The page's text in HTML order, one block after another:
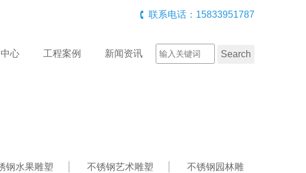
联系电话：15833951787
心 工程案例 新闻资讯
钢水果雕塑 不锈钢艺术雕塑
不锈钢园林雕